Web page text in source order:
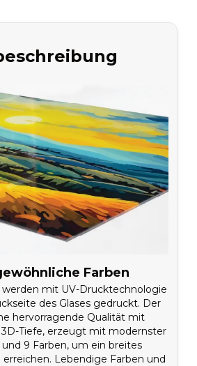
Farben
werden mit UV-Drucktechnologie
des Glases gedruckt. Der
hervorragende Qualität mit
Tiefe, erzeugt mit modernster
9 Farben, um ein breites
Lebendige Farben und